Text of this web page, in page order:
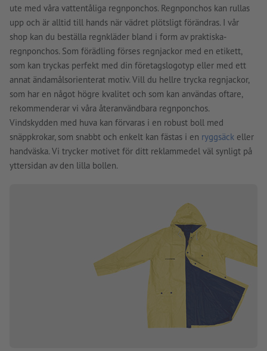
ute med våra vattentåliga regnponchos. Regnponchos kan rullas
upp och är alltid till hands när vädret plötsligt förändras. I vår
shop kan du beställa regnkläder bland i form av praktiska-
regnponchos. Som förädling förses regnjackor med en etikett,
som kan tryckas perfekt med din företagslogotyp eller med ett
annat ändamålsorienterat motiv. Vill du hellre trycka regnjackor,
som har en något högre kvalitet och som kan användas oftare,
rekommenderar vi våra återanvändbara regnponchos.
Vindskydden med huva kan förvaras i en robust boll med
snäppkrokar, som snabbt och enkelt kan fästas i en ryggsäck eller
handväska. Vi trycker motivet för ditt reklammedel väl synligt på
yttersidan av den lilla bollen.